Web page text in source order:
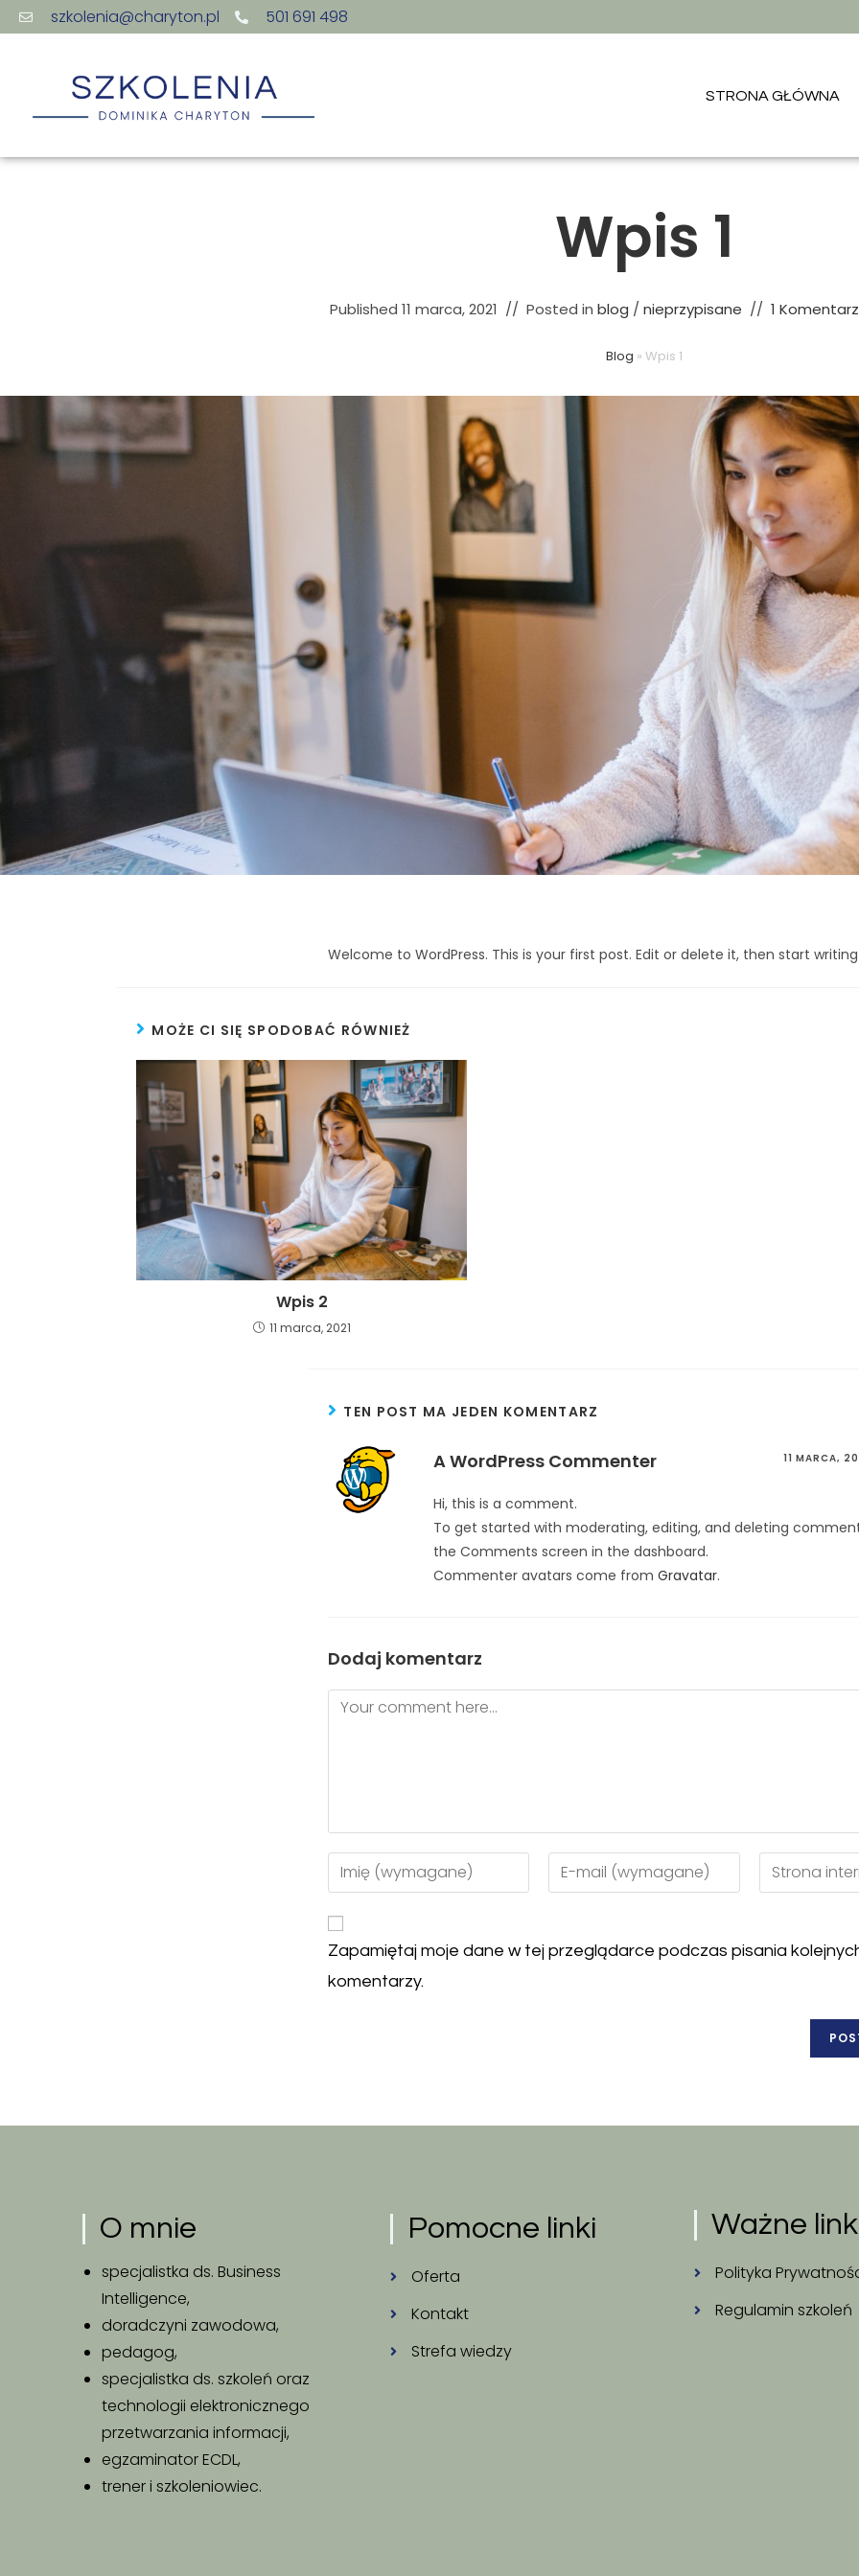
szkolenia@charyton.pl 501 691 498
STRONA GŁÓWNA
Wpis 1
Published 11 marca, 2021 Posted in blog / nieprzypisane 1 Komentarz
Blog » Wpis 1
Welcome to WordPress. This is your first post. Edit or delete it, then start
MOŻE CI SIĘ SPODOBAĆ RÓWNIEŻ
Wpis 2
11 marca, 2021
TEN POST MA JEDEN KOMENTARZ
A WordPress Commenter 11 MARCA,
Hi, this is a comment.
To get started with moderating, editing, and deleting
the Comments screen in the dashboard.
Commenter avatars come from Gravatar.
Dodaj komentarz
Zapamiętaj moje dane w tej przeglądarce podczas pisania
komentarzy.
O mnie
specjalistka ds. Business
Intelligence,
doradczyni zawodowa,
pedagog,
specjalistka ds. szkoleń oraz
technologii elektronicznego
przetwarzania informacji,
egzaminator ECDL,
trener i szkoleniowiec.
Pomocne linki
Oferta
Kontakt
Strefa wiedzy
Ważne
Polityka
Regulamin szkoleń